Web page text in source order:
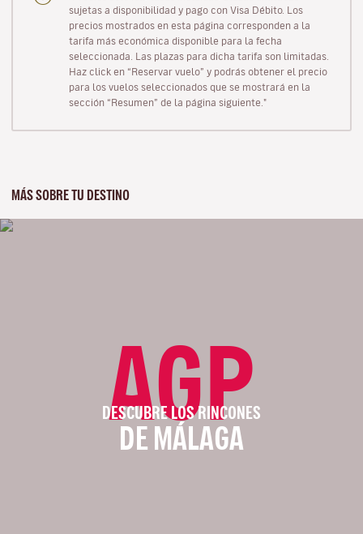
sujetas a disponibilidad y pago con Visa Débito. Los
precios mostrados en esta página corresponden a la
tarifa más económica disponible para la fecha
seleccionada. Las plazas para dicha tarifa son limitadas.
Haz click en “Reservar vuelo” y podrás obtener el precio
para los vuelos seleccionados que se mostrará en la
sección “Resumen” de la página siguiente."
MÁS SOBRE TU DESTINO
AGP
DESCUBRE LOS RINCONES
DE MÁLAGA